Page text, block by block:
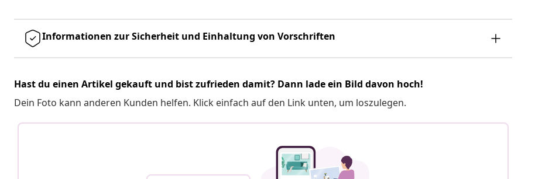
Informationen zur Sicherheit und Einhaltung von Vorschriften
Hast du einen Artikel gekauft und bist zufrieden damit? Dann lade ein Bild davon hoch!
Dein Foto kann anderen Kunden helfen. Klick einfach auf den Link unten, um loszulegen.